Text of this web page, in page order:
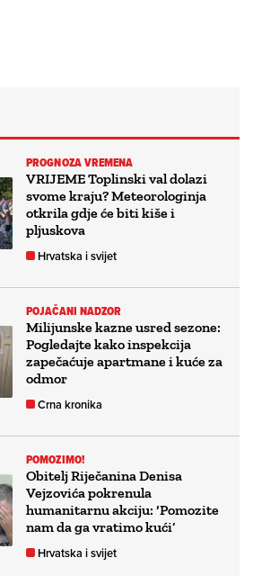
PROGNOZA VREMENA
VRIJEME Toplinski val dolazi
svome kraju? Meteorologinja
otkrila gdje će biti kiše i
pljuskova
Hrvatska i svijet
POJAČANI NADZOR
Milijunske kazne usred sezone:
Pogledajte kako inspekcija
zapečaćuje apartmane i kuće za
odmor
Crna kronika
POMOZIMO!
Obitelj Riječanina Denisa
Vejzovića pokrenula
humanitarnu akciju: ‘Pomozite
nam da ga vratimo kući’
Hrvatska i svijet